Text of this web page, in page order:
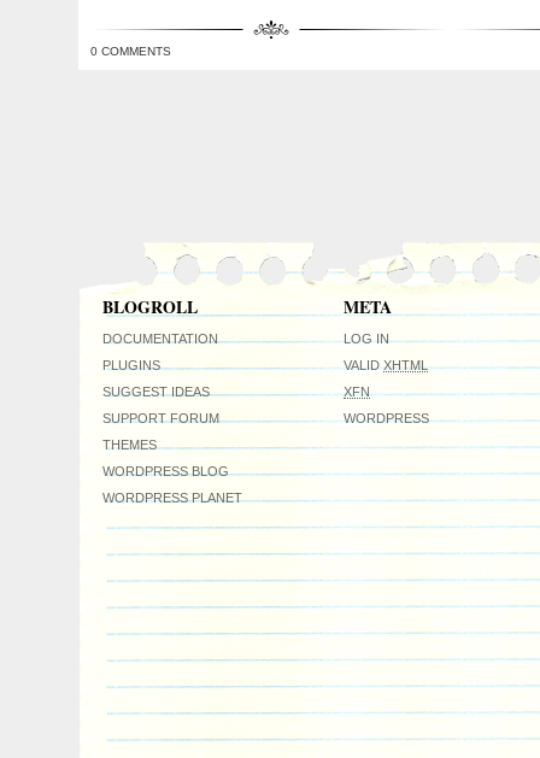
0 COMMENTS
BLOGROLL
DOCUMENTATION
PLUGINS
SUGGEST IDEAS
SUPPORT FORUM
THEMES
WORDPRESS BLOG
WORDPRESS PLANET
META
LOG IN
VALIDXHTML
XFN
WORDPRESS